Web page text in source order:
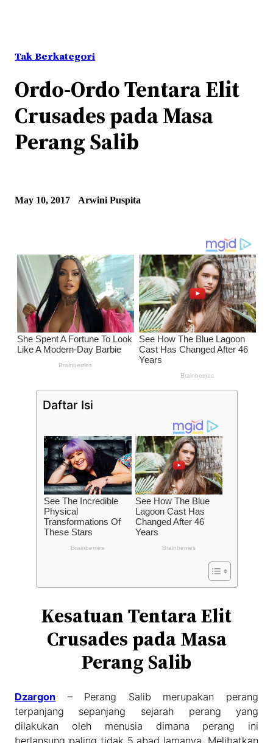
Tak Berkategori
Ordo-Ordo Tentara Elit
Crusades pada Masa
Perang Salib
May 10, 2017 Arwini Puspita
Daftar Isi
Kesatuan Tentara Elit
Crusades pada Masa
Perang Salib
Dzargon – Perang Salib merupakan perang
terpanjang sepanjang sejarah perang yang
dilakukan oleh menusia dimana perang ini